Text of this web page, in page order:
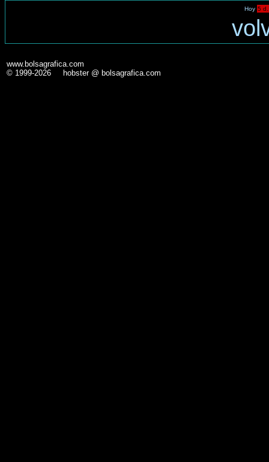
Hoy 5 d.
www.bolsagrafica.com
© 1999-2026 hobster @ bolsagrafica.com